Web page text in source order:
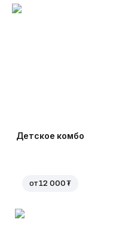
Детское комбо
от12 000 ₮